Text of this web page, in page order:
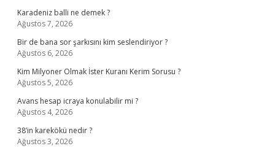
Karadeniz balli ne demek ?
Ağustos 7, 2026
Bir de bana sor şarkısını kim seslendiriyor ?
Ağustos 6, 2026
Kim Milyoner Olmak İster Kuranı Kerim Sorusu ?
Ağustos 5, 2026
Avans hesap icraya konulabilir mi ?
Ağustos 4, 2026
38’in karekökü nedir ?
Ağustos 3, 2026